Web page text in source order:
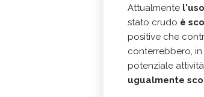
Attualmente
stato crudo è
positive che
conterrebbero,
potenziale
ugualmente